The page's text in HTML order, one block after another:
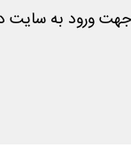
جهت ورود به سایت